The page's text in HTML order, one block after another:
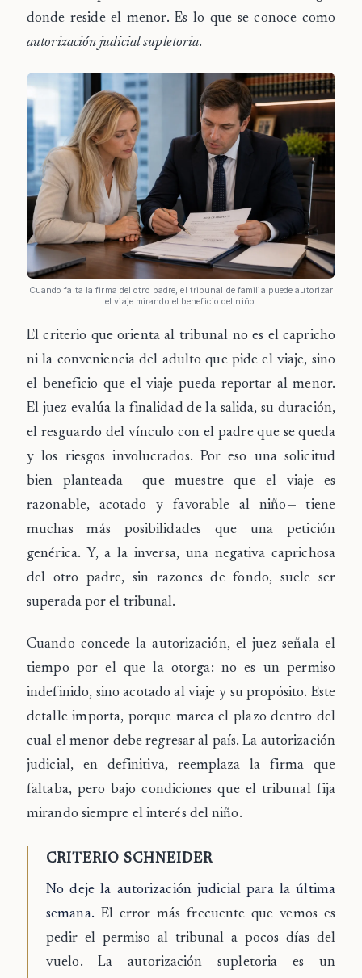
donde reside el menor. Es lo que se conoce como
autorización judicial supletoria.
Cuando falta la firma del otro padre, el tribunal de familia puede autorizar
el viaje mirando el beneficio del niño.
El criterio que orienta al tribunal no es el capricho
ni la conveniencia del adulto que pide el viaje, sino
el beneficio que el viaje pueda reportar al menor.
El juez evalúa la finalidad de la salida, su duración,
el resguardo del vínculo con el padre que se queda
y los riesgos involucrados. Por eso una solicitud
bien planteada —que muestre que el viaje es
razonable, acotado y favorable al niño— tiene
muchas más posibilidades que una petición
genérica. Y, a la inversa, una negativa caprichosa
del otro padre, sin razones de fondo, suele ser
superada por el tribunal.
Cuando concede la autorización, el juezseñala el
tiempo por el que la otorga: no es un permiso
indefinido, sino acotado al viaje y su propósito. Este
detalle importa, porque marca el plazo dentro del
cual el menor debe regresar al país. La autorización
judicial, en definitiva, reemplaza la firma que
faltaba, pero bajo condiciones que el tribunal fija
mirando siempre el interés del niño.
CRITERIO SCHNEIDER
No deje la autorización judicial para la última
semana. El error más frecuente que vemos es
pedir el permiso al tribunal a pocos días del
vuelo. La autorización supletoria es un